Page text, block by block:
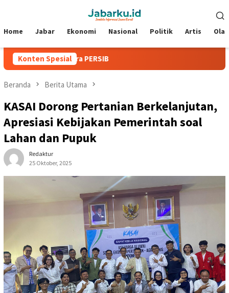
Mobile
Home Jabar Ekonomi Nasional Politik Artis
Konten Spesial
Juara PERSIB
Beranda Berita Utama
KASAI Dorong Pertanian Berkelanjutan,
Apresiasi Kebijakan Pemerintah soal
Lahan dan Pupuk
Redaktur
25 Oktober, 2025